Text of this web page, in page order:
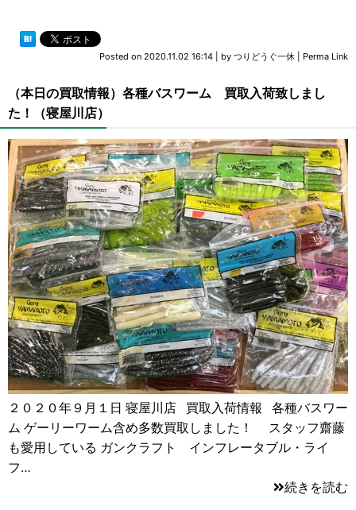
Posted on 2020.11.02 16:14 by つりどうぐ一休 Perma Link
（本日の買取情報）各種バスワーム 買取入荷致しまし
た！（寝屋川店）
２０２０年９月１日 寝屋川店 買取入荷情報 各種バスワー
ム ゲーリーワーム含め多数買取しました！ スタッフ齋藤
も愛用している ガンクラフト インフレータブル・ライ
フ…
続きを読む